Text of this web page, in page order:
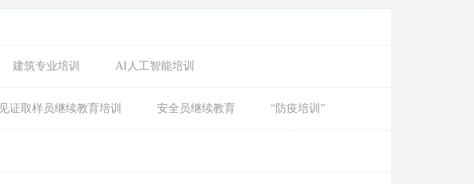
建筑专业培训 AI人工智能培训
见证取样员继续教育培训 安全员继续教育 “防疫培训”